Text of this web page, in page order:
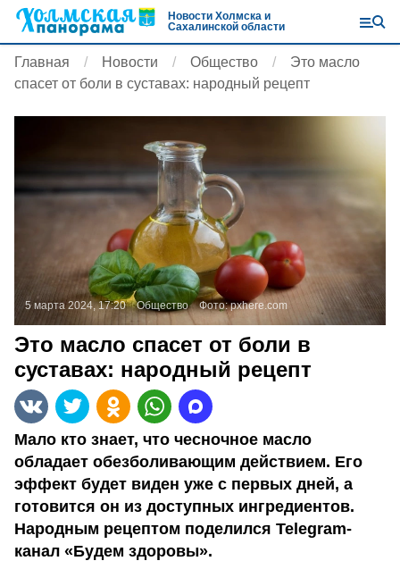
Новости Холмска и
Сахалинской области
Главная Новости Общество
Это масло
спасет от боли в суставах: народный рецепт
5 марта 2024, 17:20 Общество Фото:pxhere.com
Это масло спасет от боли в
суставах: народный рецепт
Мало кто знает, что чесночное масло
обладает обезболивающим действием. Его
эффект будет виден уже с первых дней, а
готовится он из доступных ингредиентов.
Народным рецептом поделился Telegram-
канал «Будем здоровы».